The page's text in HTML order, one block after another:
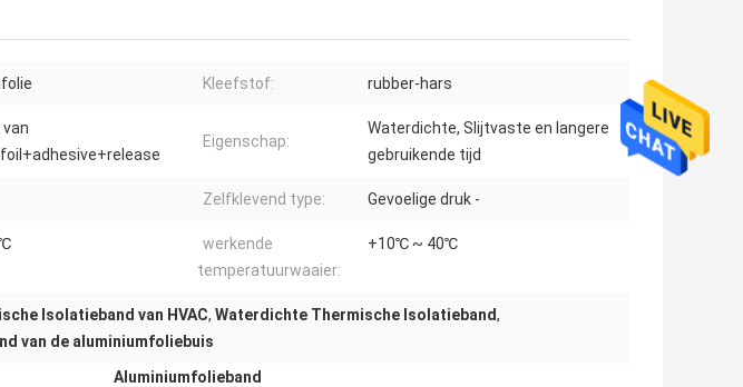
Kleefstof: rubber-hars
van
Eigenschap:
Waterdichte, Slijtvaste en langere
gebruikende tijd
Zelfklevend type: Gevoelige druk -
werkende
temperatuurwaaier:
+10℃ ~ 40℃
Isolatieband van HVAC, Waterdichte Thermische Isolatieband,
van de aluminiumfoliebuis
Aluminiumfolieband